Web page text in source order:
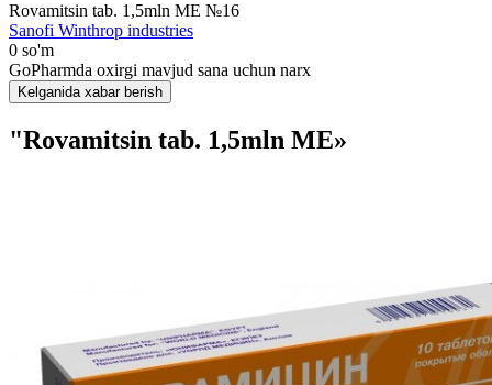
Rovamitsin tab. 1,5mln MЕ №16
Sanofi Winthrop industries
0 so'm
GoPharmda oxirgi mavjud sana uchun narx
Kelganida xabar berish
"Rovamitsin tab. 1,5mln MЕ»